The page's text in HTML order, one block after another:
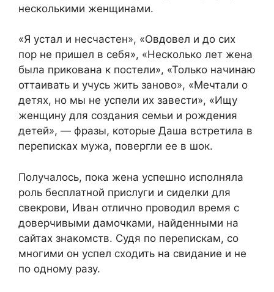
несколькими женщинами.
«Я устал и несчастен», «Овдовел и до сих
пор не пришел в себя», «Несколько лет жена
была прикована к постели», «Только начинаю
оттаивать и учусь жить заново», «Мечтали о
детях, но мы не успели их завести», «Ищу
женщину для создания семьи и рождения
детей», — фразы, которые Даша встретила в
переписках мужа, повергли ее в шок.
Получалось, пока жена успешно исполняла
роль бесплатной прислуги и сиделки для
свекрови, Иван отлично проводил время с
доверчивыми дамочками, найденными на
сайтах знакомств. Судя по перепискам, со
многими он успел сходить на свидание и не
по одному разу.